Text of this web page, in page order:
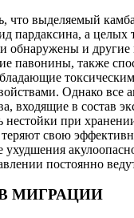
что выделяемый
пардаксина, а целых
обнаружены и другие
павонины, также
Однако все
входящие в состав
при
свою
ухудшения
постоянно
МИГРАЦИИ